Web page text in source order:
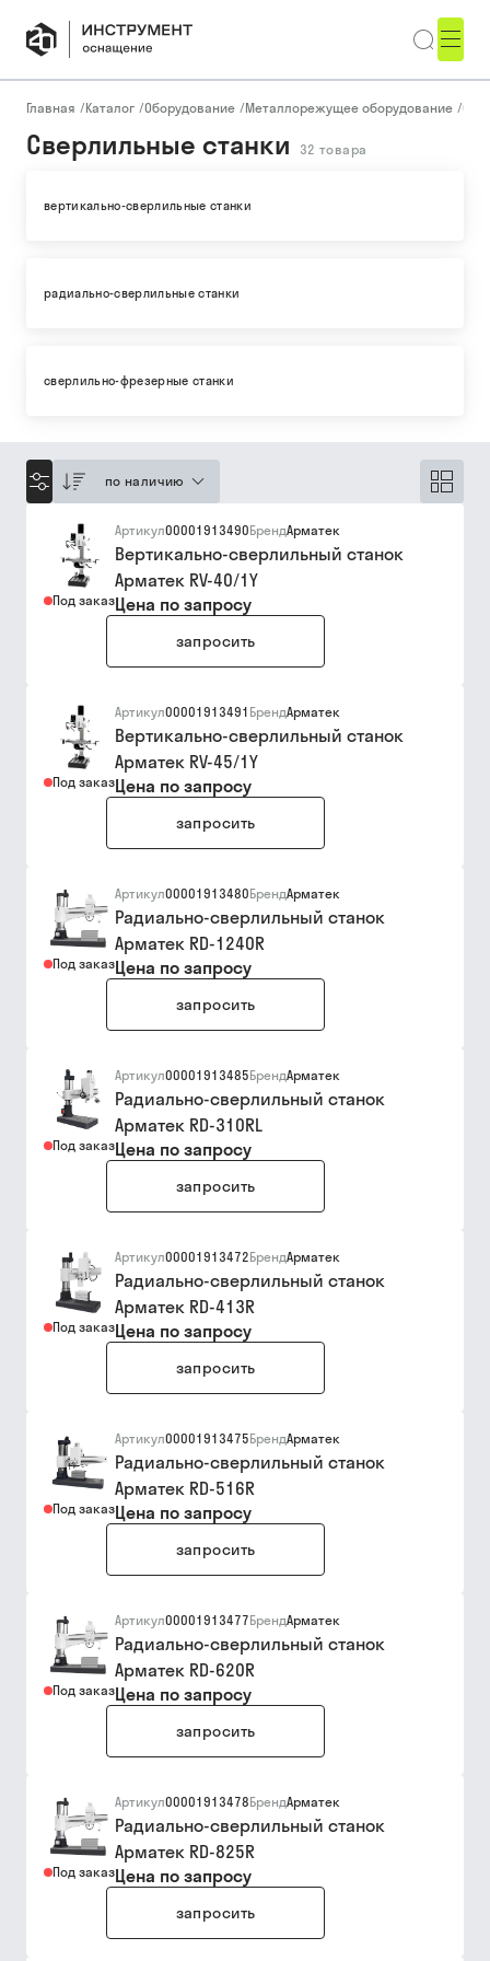
Главная /Каталог /Оборудование /Металлорежущее оборудование /
Сверлильные станки 32 товара
вертикально-сверлильные станки
радиально-сверлильные станки
сверлильно-фрезерные станки
по наличию
Под заказ
Артикул00001913490БрендАрматек
Вертикально-сверлильный станок
Арматек RV-40/1Y
Цена по запросу
запросить
Под заказ
Артикул00001913491 БрендАрматек
Вертикально-сверлильный станок
Арматек RV-45/1Y
Цена по запросу
запросить
Под заказ
Артикул00001913480БрендАрматек
Радиально-сверлильный станок
Арматек RD-1240R
Цена по запросу
запросить
Под заказ
Артикул00001913485БрендАрматек
Радиально-сверлильный станок
Арматек RD-310RL
Цена по запросу
запросить
Под заказ
Артикул00001913472БрендАрматек
Радиально-сверлильный станок
Арматек RD-413R
Цена по запросу
запросить
Под заказ
Артикул00001913475БрендАрматек
Радиально-сверлильный станок
Арматек RD-516R
Цена по запросу
запросить
Под заказ
Артикул00001913477БрендАрматек
Радиально-сверлильный станок
Арматек RD-620R
Цена по запросу
запросить
Под заказ
Артикул00001913478БрендАрматек
Радиально-сверлильный станок
Арматек RD-825R
Цена по запросу
запросить